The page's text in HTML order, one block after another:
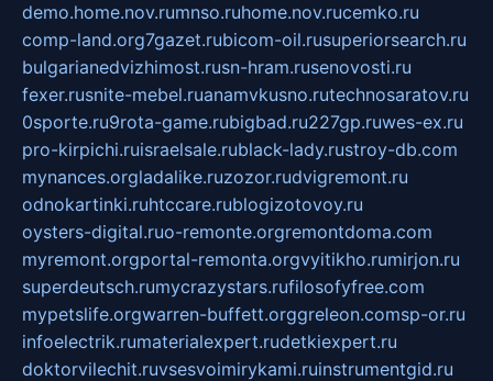
demo.home.nov.rumnso.ruhome.nov.rucemko.ru
comp-land.org7gazet.rubicom-oil.rusuperiorsearch.ru
bulgarianedvizhimost.rusn-hram.rusenovosti.ru
fexer.rusnite-mebel.ruanamvkusno.rutechnosaratov.ru
0sporte.ru9rota-game.rubigbad.ru227gp.ruwes-ex.ru
pro-kirpichi.ruisraelsale.rublack-lady.rustroy-db.com
mynances.orgladalike.ruzozor.rudvigremont.ru
odnokartinki.ruhtccare.rublogizotovoy.ru
oysters-digital.ruo-remonte.orgremontdoma.com
myremont.orgportal-remonta.orgvyitikho.rumirjon.ru
superdeutsch.rumycrazystars.rufilosofyfree.com
mypetslife.orgwarren-buffett.orggreleon.comsp-or.ru
infoelectrik.rumaterialexpert.rudetkiexpert.ru
doktorvilechit.ruvsesvoimirykami.ruinstrumentgid.ru